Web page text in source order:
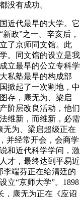
没有成功。
代最早的大学。它
政”之一。辛亥后，
了京师同文馆。此
。同文馆的设立是我
立最早的公立专科学
私塾最早的构成部
掀起了一次割地，中
存，康无为、梁启
阶层改良活动，他们
维新，而维新，必需
无为、梁启超级正在
并经常开会，会商学
和近代科学学问，激
才，最终达到平易近
李端芬正在给清廷的
立“京师大学”。1898
，康无为正在《应诏